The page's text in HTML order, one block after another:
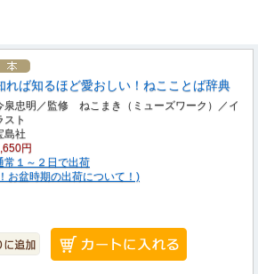
れば知るほど愛おしい！ねこことば辞典
泉忠明／監修 ねこまき（ミューズワーク）／イ
スト
島社
円
常１～２日で出荷
お盆時期の出荷について！)